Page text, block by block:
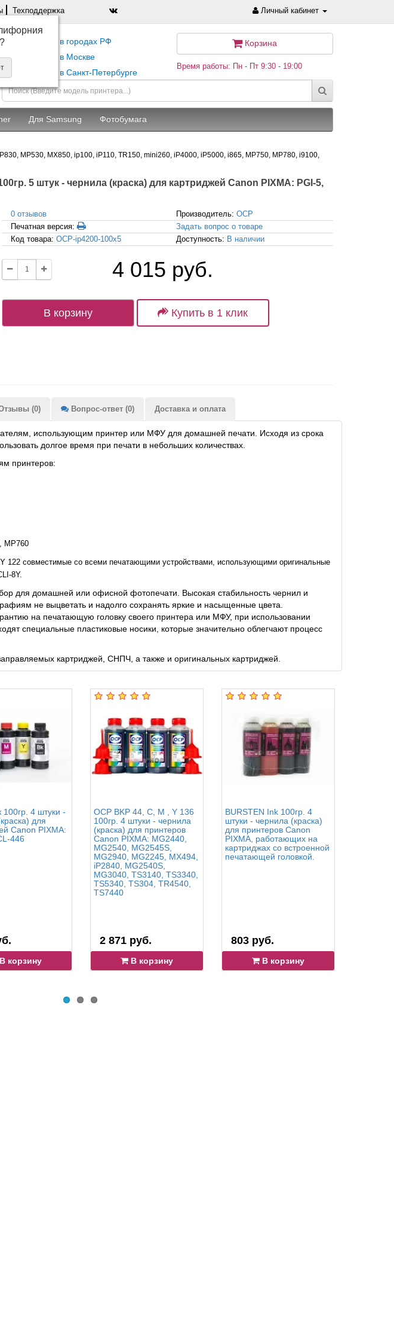
Техподдержка Личный кабинет
Самовывоз в городах РФ
Самовывоз в Москве
Самовывоз в Санкт-Петербурге
Корзина
Время работы: Пн - Пт 9:30 - 19:00
Для Samsung Фотобумага
MP530, MX850, ip100, iP110, TR150, mini260, iP4000, iP5000, i865, MP750, MP780, i9100,
5 штук - чернила (краска) для картриджей Canon PIXMA: PGI-5,
0 отзывов Производитель:OCP
Печатная версия:
Задать вопрос о товаре
Код товара: OCP-ip4200-100x5 Доступность: В наличии
4 015 руб.
В корзину Купить в 1 клик
(0) Вопрос-ответ (0) Доставка и оплата
использующим принтер или МФУ для домашней печати. Исходя из срока
долгое время при печати в небольших количествах.
принтеров:
MP760
122 совместимые со всеми печатающими устройствами, использующими оригинальные
8Y.
для домашней или офисной фотопечати. Высокая стабильность чернил и
не выцветать и надолго сохранять яркие и насыщенные цвета.
на печатающую головку своего принтера или МФУ, при использовании
специальные пластиковые носики, которые значительно облегчают процесс
картриджей, СНПЧ, а также и оригинальных картриджей.
100гр. 4 штуки -
для
Canon PIXMA:
446
корзину
OCP BKP 44, C, M , Y 136
100гр. 4 штуки - чернила
(краска) для принтеров
Canon PIXMA: MG2440,
MG2540, MG2545S,
MG2940, MG2245, MX494,
iP2840, MG2540S,
MG3040, TS3140, TS3340,
TS5340, TS304, TR4540,
TS7440
2 871 руб.
В корзину
BURSTEN Ink 100гр. 4
штуки - чернила (краска)
для принтеров Canon
PIXMA, работающих на
картриджах со встроенной
печатающей головкой.
803 руб.
В корзину